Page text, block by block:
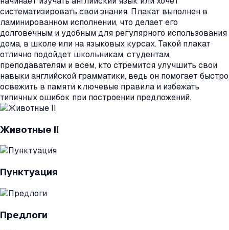
систематизировать свои знания. Плакат выполнен в
ламинированном исполнении, что делает его
долговечным и удобным для регулярного использования
дома, в школе или на языковых курсах. Такой плакат
отлично подойдет школьникам, студентам,
преподавателям и всем, кто стремится улучшить свои
навыки английской грамматики, ведь он помогает быстро
освежить в памяти ключевые правила и избежать
типичных ошибок при построении предложений.
Животные II
Пунктуация
Предлоги